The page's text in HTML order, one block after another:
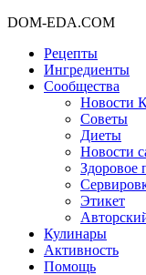
DOM-EDA.COM
Рецепты
Ингредиенты
Сообщества
Новости
Советы
Диеты
Новости
Здоровое
Этикет
Кулинары
Активность
Помощь